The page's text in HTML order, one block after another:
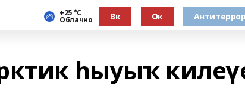
+25 °С
Облачно Вк Ок Антитеррор
һыуыҡ